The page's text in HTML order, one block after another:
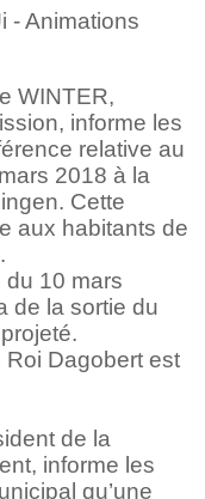
- Animations
WINTER,
informe les
relative au
2018 à la
Cette
aux habitants de
10 mars
de la sortie du
Dagobert est
de la
informe les
qu’une